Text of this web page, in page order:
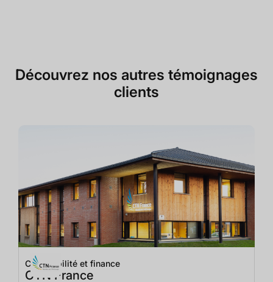
Découvrez nos autres témoignages
clients
Comptabilité et finance
CTN France